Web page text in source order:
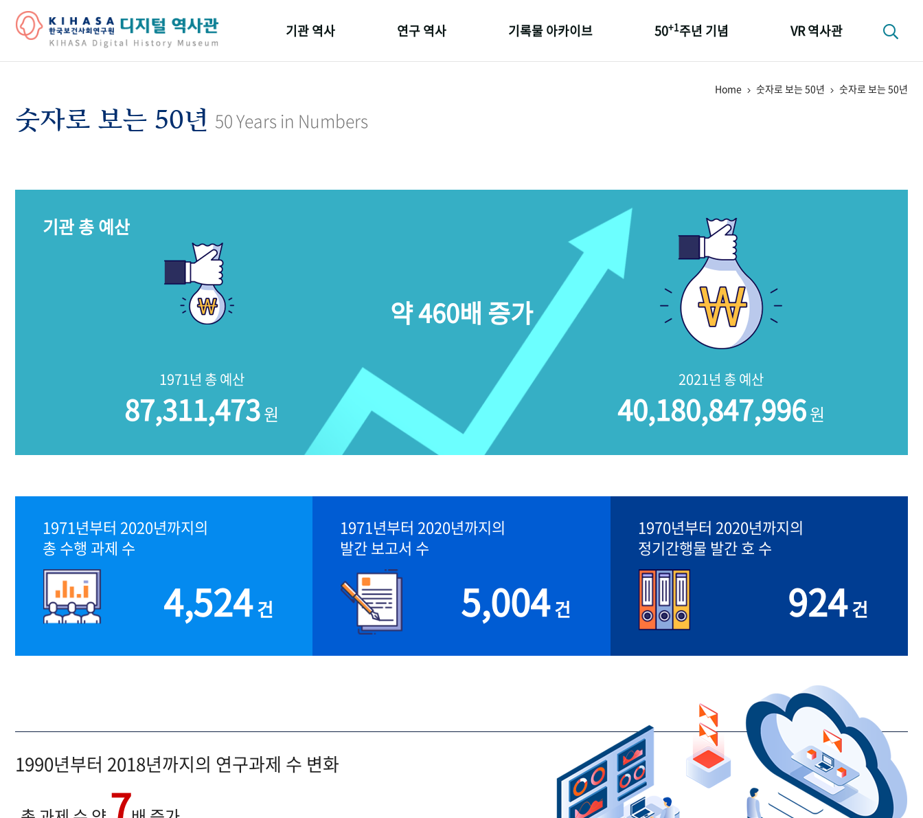
기관 역사 연구 역사 기록물 아카이브 50+1주년 기념 VR 역사관
Home 숫자로 보는 50년 숫자로 보는 50년
숫자로 보는 50년 50 Years in Numbers
기관 총 예산
1971년 총 예산
87,311,473원
2021년 총 예산
40,180,847,996원
약 460배 증가
1971년부터 2020년까지의
총 수행 과제 수
4,524건
1971년부터 2020년까지의
발간 보고서 수
5,004건
1970년부터 2020년까지의
정기간행물 발간 호 수
924건
1990년부터 2018년까지의 연구과제 수 변화